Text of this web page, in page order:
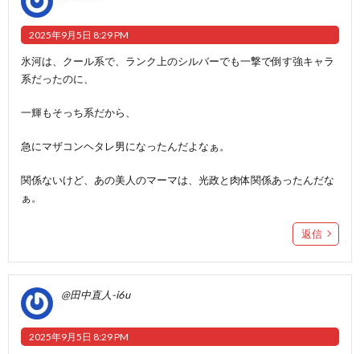
2025年9月5日 8:29 PM
氷河は、クール系で、ランク上のシルバーでも一撃で倒す強キャラ
系だったのに、
一輝もそっち系だから、
急にマザコンヘタレ男になったんだよなぁ。
関係ないけど、あの美人のマーマは、光政と肉体関係あったんだな
ぁ。
返信
@田中直人-i6u
2025年9月5日 8:29 PM